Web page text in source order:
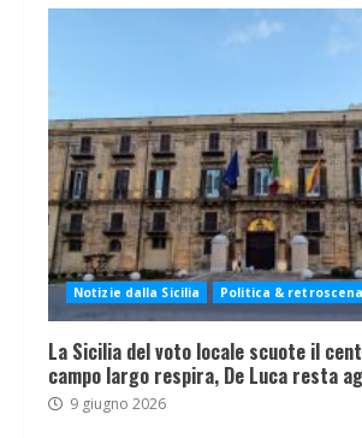
Notizie dalla Sicilia Politica & retroscena
La Sicilia del voto locale scuote il
campo largo respira, De Luca resta
9 giugno 2026